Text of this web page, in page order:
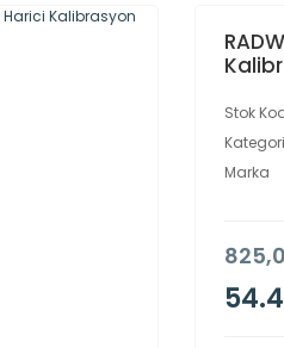
Stok
Kategori
Marka